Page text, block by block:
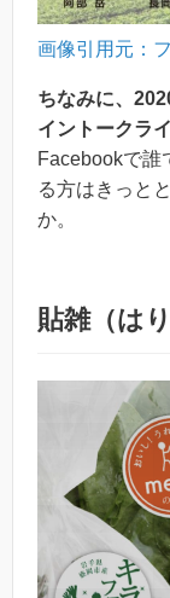
画像引用元：
ちなみに、
イントークラ
Facebookで誰
る方はきっと
か。
貼雑（は